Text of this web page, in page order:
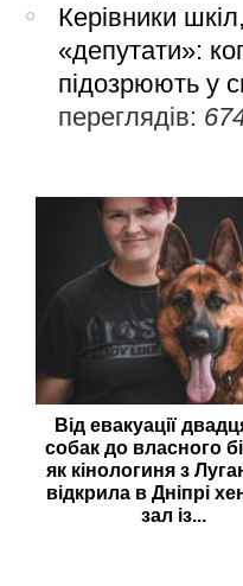
Керівники
«депутати»:
підозрюють у
переглядів:
Від евакуації
собак до власного
як кінологиня з
відкрила в Дніпрі
зал із...